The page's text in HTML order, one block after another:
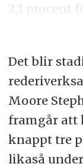
2,1 procent
Det blir
Moore
framgår att
knappt tre
likaså under